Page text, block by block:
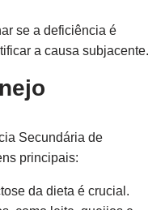
se a deficiência é
a causa subjacente.
Secundária de
principais:
da dieta é crucial.